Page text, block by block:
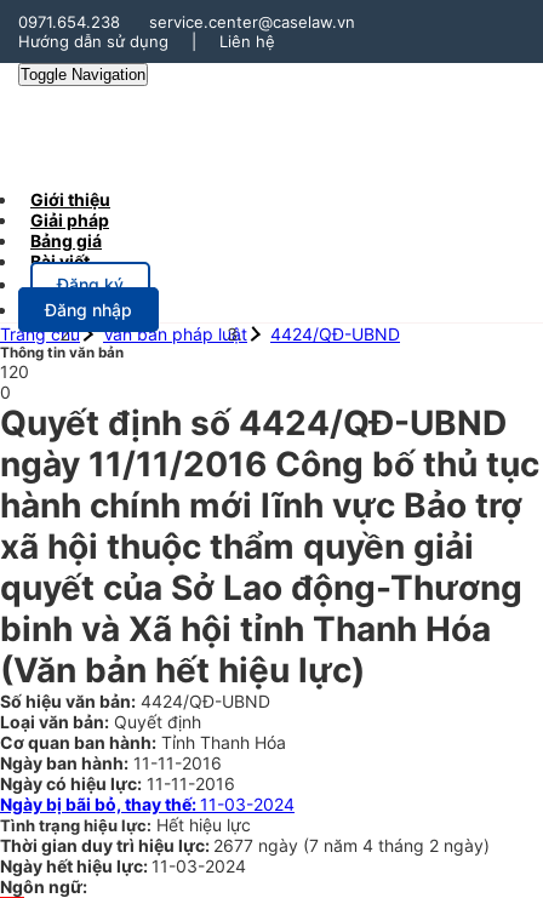
0971.654.238
service.center@caselaw.vn
Hướng dẫn sử dụng
Liên hệ
Toggle Navigation
Giới thiệu
Giải pháp
Bảng giá
Bài viết
Đăng ký
Đăng nhập
Trang chủ
Văn bản pháp luật 4424/QĐ-UBND
Thông tin văn bản
120
0
Quyết định số 4424/QĐ-UBND
ngày 11/11/2016 Công bố thủ tục
hành chính mới lĩnh vực Bảo trợ
xã hội thuộc thẩm quyền giải
quyết của Sở Lao động-Thương
binh và Xã hội tỉnh Thanh Hóa
(Văn bản hết hiệu lực)
Số hiệu văn bản: 4424/QĐ-UBND
Loại văn bản: Quyết định
Cơ quan ban hành: Tỉnh Thanh Hóa
Ngày ban hành: 11-11-2016
Ngày có hiệu lực: 11-11-2016
Ngày bị bãi bỏ, thay thế:11-03-2024
Tình trạng hiệu lực: Hết hiệu lực
Thời gian duy trì hiệu lực: 2677 ngày (7 năm 4 tháng 2 ngày)
Ngày hết hiệu lực: 11-03-2024
Ngôn ngữ: